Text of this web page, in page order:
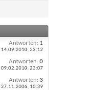
Antworten: 1
14.09.2010, 23:12
Antworten: 0
09.02.2010, 23:07
Antworten: 3
27.11.2006, 10:39